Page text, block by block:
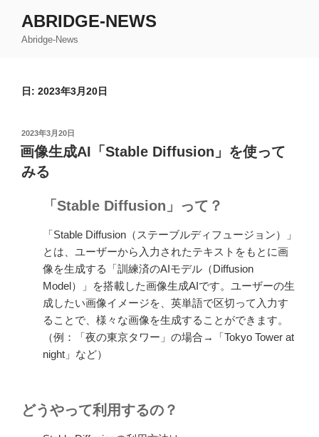
ABRIDGE-NEWS
Abridge-News
日: 2023年3月20日
投
稿
日:
2023年3月20日
画像生成AI「Stable Diffusion」を使って
みる
「Stable Diffusion」って？
「Stable Diffusion（ステーブルディフュージョン）」
とは、ユーザーから入力されたテキストをもとに画
像を生成する「訓練済のAIモデル（Diffusion
Model）」を搭載した画像生成AIです。ユーザーの生
成したい画像イメージを、英単語で区切って入力す
ることで、様々な画像を生成することができます。
（例：「夜の東京タワー」の場合→「Tokyo Tower at
night」など）
どうやって利用するの？